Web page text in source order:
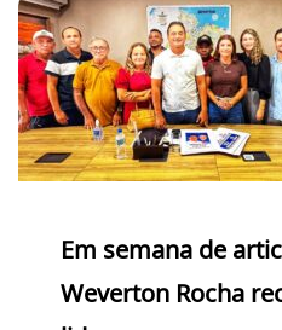
Em semana de
Weverton Rocha